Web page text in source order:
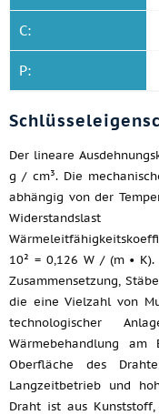
C:
P:
Der lineare
g / cm³. Die
abhängig von der
10² = 0,126 W / (m •
Zusammensetzung,
die eine Vielzahl von
technologischer
Wärmebehandlung am
Oberfläche des
Langzeitbetrieb und
Draht ist aus